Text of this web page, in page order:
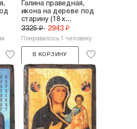
Галина праведная,
икона на дереве под
старину (18 х...
3325 ₽ 2943 ₽
Понравилось 1 человеку
В КОРЗИНУ